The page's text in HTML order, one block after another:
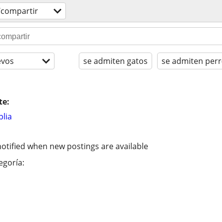
se admiten gatos se admiten
when new postings are available